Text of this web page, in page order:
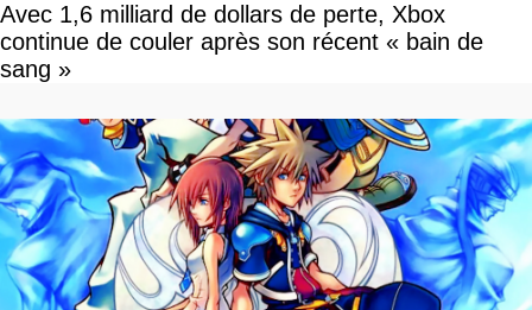
Avec 1,6 milliard de dollars de perte, Xbox
continue de couler après son récent « bain de
sang »